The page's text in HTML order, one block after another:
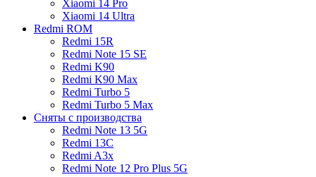
Xiaomi 14 Pro
Xiaomi 14 Ultra
Redmi ROM
Redmi 15R
Redmi Note 15 SE
Redmi K90
Redmi K90 Max
Redmi Turbo 5
Redmi Turbo 5 Max
Сняты с производства
Redmi Note 13 5G
Redmi 13C
Redmi A3x
Redmi Note 12 Pro Plus 5G